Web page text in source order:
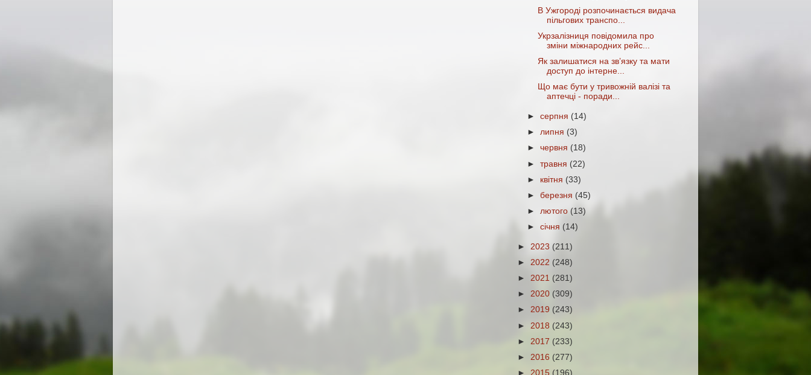
В Ужгороді розпочинається видача
пільгових транспо...
Укрзалізниця повідомила про
зміни міжнародних рейс...
Як залишатися на зв’язку та мати
доступ до інтерне...
Що має бути у тривожній валізі та
аптечці - поради...
►серпня (14)
►липня (3)
►червня (18)
►травня (22)
► квітня (33)
►березня (45)
► лютого(13)
►січня (14)
► 2023 (211)
► 2022 (248)
► 2021 (281)
► 2020 (309)
► 2019 (243)
► 2018 (243)
► 2017 (233)
► 2016 (277)
► 2015 (196)